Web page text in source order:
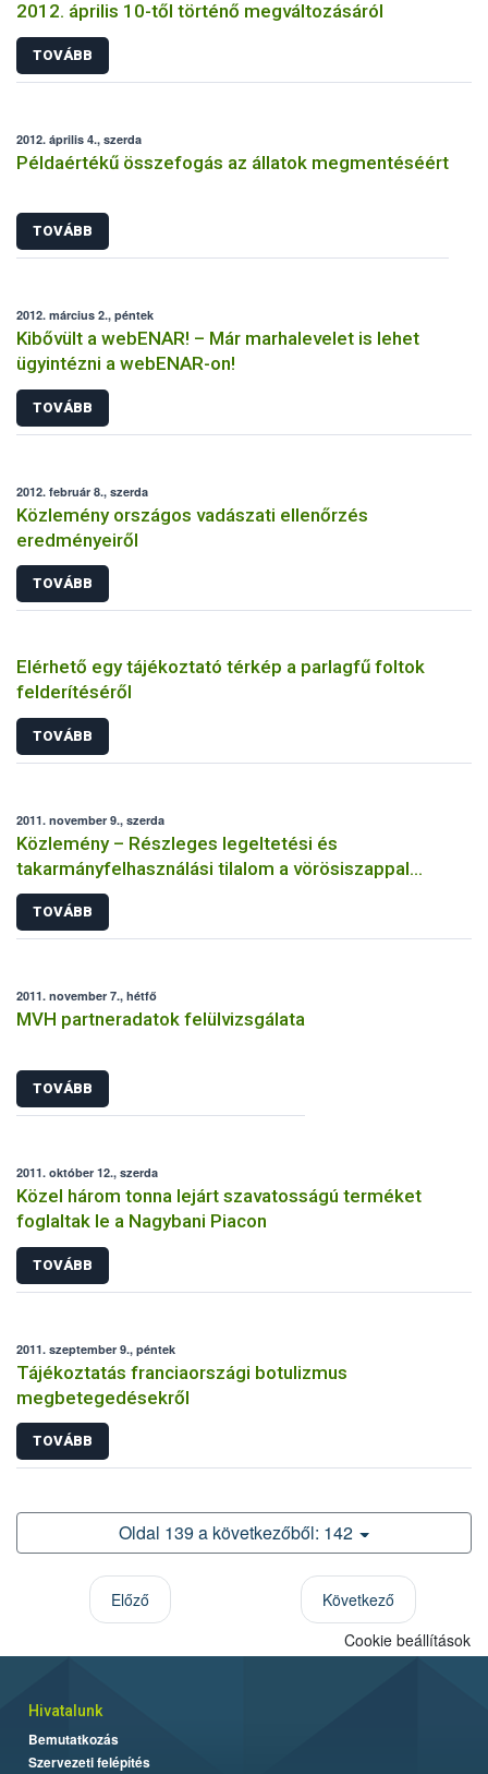
2012. április 10-től történő megváltozásáról
TOVÁBB
2012. április 4., szerda
Példaértékű összefogás az állatok megmentéséért
TOVÁBB
2012. március 2., péntek
Kibővült a webENAR! – Már marhalevelet is lehet
ügyintézni a webENAR-on!
TOVÁBB
2012. február 8., szerda
Közlemény országos vadászati ellenőrzés
eredményeiről
TOVÁBB
Elérhető egy tájékoztató térkép a parlagfű foltok
felderítéséről
TOVÁBB
2011. november 9., szerda
Közlemény – Részleges legeltetési és
takarmányfelhasználási tilalom a vörösiszappal
elöntött megyékben
TOVÁBB
2011. november 7., hétfő
MVH partneradatok felülvizsgálata
TOVÁBB
2011. október 12., szerda
Közel három tonna lejárt szavatosságú terméket
foglaltak le a Nagybani Piacon
TOVÁBB
2011. szeptember 9., péntek
Tájékoztatás franciaországi botulizmus
megbetegedésekről
TOVÁBB
Oldal 139 a következőből: 142
Előző Következő
Cookie beállítások
Hivatalunk
Bemutatkozás
Szervezeti felépítés